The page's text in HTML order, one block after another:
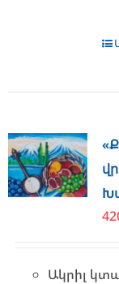
Ակրիլ